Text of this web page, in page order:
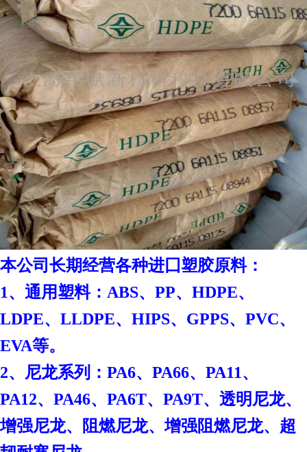
本公司长期经营各种进囗塑胶原料：
1、通用塑料：ABS、PP、HDPE、
LDPE、LLDPE、HIPS、GPPS、PVC、
EVA等。
2、尼龙系列：PA6、PA66、PA11、
PA12、PA46、PA6T、PA9T、透明尼龙、
增强尼龙、阻燃尼龙、增强阻燃尼龙、超